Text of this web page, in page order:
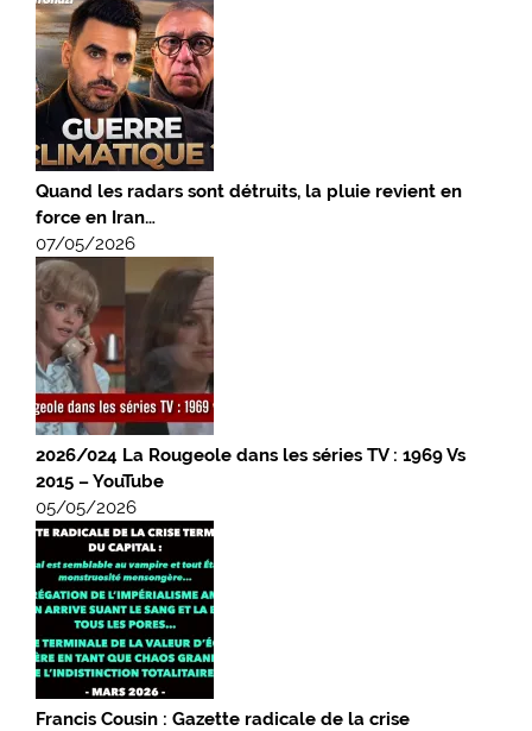
Quand les radars sont détruits, la pluie revient en
force en Iran…
07/05/2026
2026/024 La Rougeole dans les séries TV : 1969 Vs
2015 – YouTube
05/05/2026
Francis Cousin : Gazette radicale de la crise